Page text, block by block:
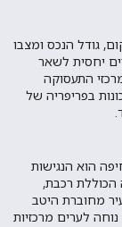
גודל הנכס ומצבו
יחסית לשאר
התעסוקה
בפריפריה של
הוא הנגישות
הכוללת רכבת,
מחוברת היטב
לערים מרכזיות